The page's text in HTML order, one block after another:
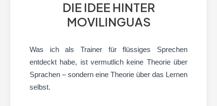
DIE IDEE HINTER
MOVILINGUAS
Was ich als Trainer für flüssiges Sprechen
entdeckt habe, ist vermutlich keine Theorie über
Sprachen – sondern eine Theorie über das Lernen
selbst.